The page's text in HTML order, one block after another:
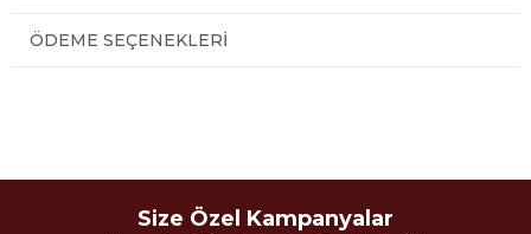
ÖDEME SEÇENEKLERI
Size Özel Kampanyalar